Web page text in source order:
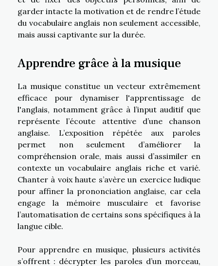
garder intacte la motivation et de rendre l’étude
du vocabulaire anglais non seulement accessible,
mais aussi captivante sur la durée.
Apprendre grâce à la musique
La musique constitue un vecteur extrêmement
efficace pour dynamiser l'apprentissage de
l'anglais, notamment grâce à l’input auditif que
représente l’écoute attentive d’une chanson
anglaise. L’exposition répétée aux paroles
permet non seulement d’améliorer la
compréhension orale, mais aussi d’assimiler en
contexte un vocabulaire anglais riche et varié.
Chanter à voix haute s’avère un exercice ludique
pour affiner la prononciation anglaise, car cela
engage la mémoire musculaire et favorise
l’automatisation de certains sons spécifiques à la
langue cible.
Pour apprendre en musique, plusieurs activités
s’offrent : décrypter les paroles d’un morceau,